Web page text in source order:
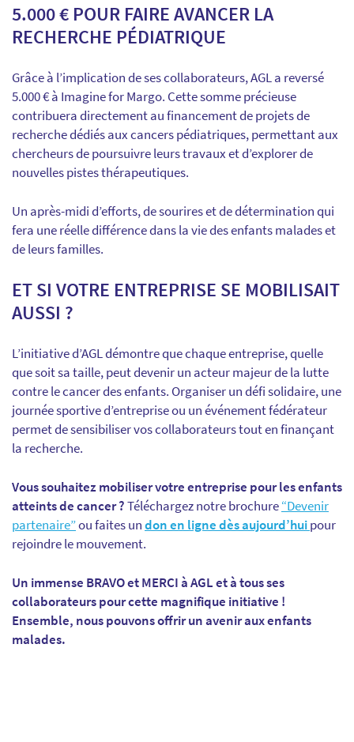
5.000 € POUR FAIRE AVANCER LA
RECHERCHE PÉDIATRIQUE
Grâce à l’implication de ses collaborateurs, AGL a reversé
5.000 € à Imagine for Margo. Cette somme précieuse
contribuera directement au financement de projets de
recherche dédiés aux cancers pédiatriques, permettant aux
chercheurs de poursuivre leurs travaux et d’explorer de
nouvelles pistes thérapeutiques.
Un après-midi d’efforts, de sourires et de détermination qui
fera une réelle différence dans la vie des enfants malades et
de leurs familles.
ET SI VOTRE ENTREPRISE SE MOBILISAIT
AUSSI ?
L’initiative d’AGL démontre que chaque entreprise, quelle
que soit sa taille, peut devenir un acteur majeur de la lutte
contre le cancer des enfants. Organiser un défi solidaire, une
journée sportive d’entreprise ou un événement fédérateur
permet de sensibiliser vos collaborateurs tout en finançant
la recherche.
Vous souhaitez mobiliser votre entreprise pour les enfants
atteints de cancer ?Téléchargez notre brochure“Devenir
partenaire”ou faites undon en ligne dès aujourd’huipour
rejoindre le mouvement.
Un immense BRAVO et MERCI à AGL et à tous ses
collaborateurs pour cette magnifique initiative !
Ensemble, nous pouvons offrir un avenir aux enfants
malades.